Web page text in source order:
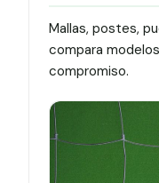
Mallas, postes,
compara
compromiso.